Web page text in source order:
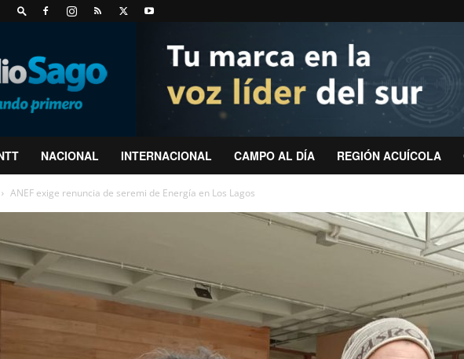
NACIONAL INTERNACIONAL CAMPO AL DÍA REGIÓN ACUÍCOLA
ANEF exige renuncia de seremi de Energía en Los Lagos